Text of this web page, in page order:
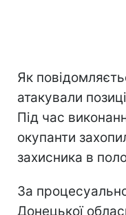
Як
атакували
Під час
окупанти
захисника в
За
Донецької